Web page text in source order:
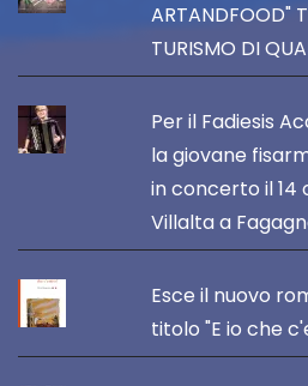
ARTANDFOOD"
TURISMO DI
Per il Fadiesis
la giovane
in concerto il
Villalta a
Esce il nuovo
titolo "E io che